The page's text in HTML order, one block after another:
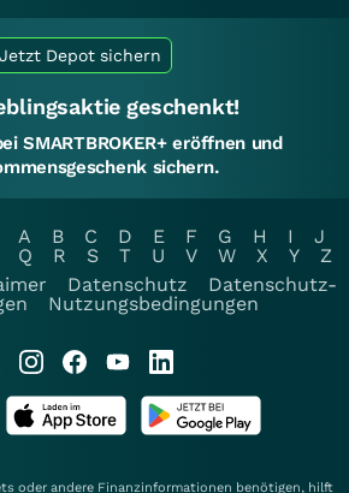
Jetzt Depot sichern
geschenkt!
SMARTBROKER+ eröffnen und
sichern.
A B C D E F G H I
J
Q R S T U V W X Y
Z
Datenschutz
Datenschutz-
Nutzungsbedingungen
oder andere Finanzinformationen benötigen, hilft